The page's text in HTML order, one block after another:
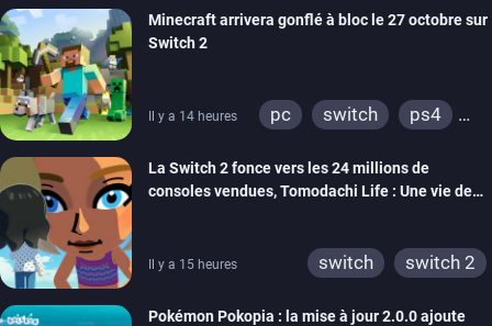
Minecraft arrivera gonflé à bloc le 27 octobre sur
Switch 2
Il y a 14 heures pc switch
ps4
wiiu
3ds
ps3
xbox 360
switch 2
La Switch 2 fonce vers les 24 millions de
consoles vendues, Tomodachi Life : Une vie de
Il y a 15 heures switch switch 2
Pokémon Pokopia : la mise à jour 2.0.0 ajoute